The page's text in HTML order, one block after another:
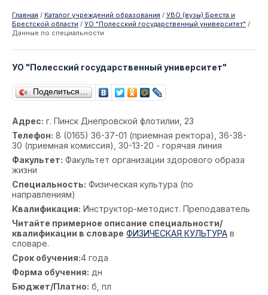
Главная / Каталог учреждений образования / УВО (вузы) Бреста и
Брестской области / УО "Полесский государственный университет" /
Данные по специальности
УО "Полесский государственный университет"
Поделиться…
Адрес: г. Пинск Днепровской флотилии, 23
Телефон: 8 (0165) 36-37-01 (приемная ректора), 36-38-
30 (приемная комиссия), 30-13-20 - горячая линия
Факультет: Факультет организации здорового образа
жизни
Специальность: Физическая культура (по
направлениям)
Квалификация: Инструктор-методист. Преподаватель
Читайте примерное описание специальности/
квалификации в словаре ФИЗИЧЕСКАЯ КУЛЬТУРА в
словаре.
Срок обучения:4 года
Форма обучения: дн
Бюджет/Платно: б, пл